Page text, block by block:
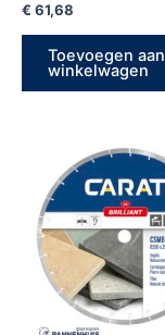
€ 61,68
Toevoegen aan
winkelwagen